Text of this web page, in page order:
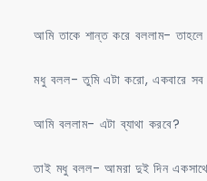
আমি তাকে শান্ত করে বললাম- তাহলে
মধু বলল- তুমি এটা করো, একবারে সব
আমি বললাম- এটা ব্যাথা করবে?
তাই মধু বলল- আমরা দুই দিন